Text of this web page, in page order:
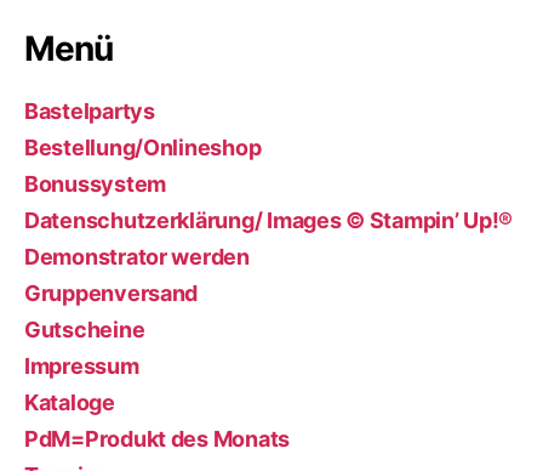
Menü
Bastelpartys
Bestellung/Onlineshop
Bonussystem
Datenschutzerklärung/ Images © Stampin’ Up!®
Demonstrator werden
Gruppenversand
Gutscheine
Impressum
Kataloge
PdM=Produkt des Monats